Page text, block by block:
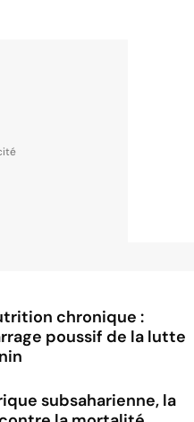
chronique :
poussif de la lutte
subsaharienne, la